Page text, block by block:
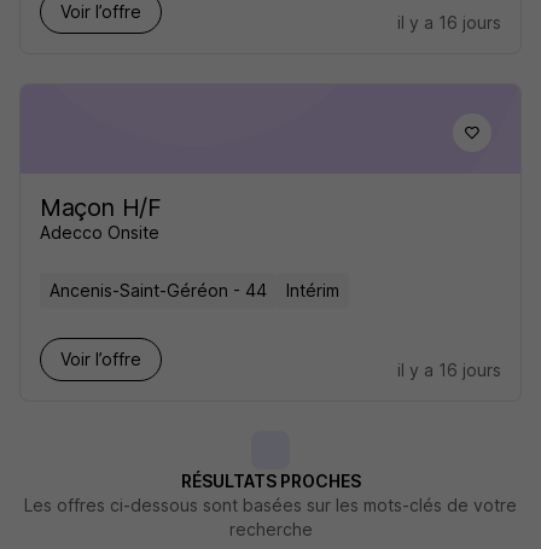
Voir l’offre
il y a 16 jours
Maçon H/F
Adecco Onsite
Ancenis-Saint-Géréon - 44 Intérim
Voir l’offre
il y a 16 jours
RÉSULTATS PROCHES
Les offres ci-dessous sont basées sur les mots-clés de votre
recherche